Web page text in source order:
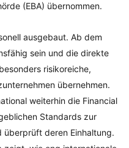
(EBA) übernommen.
ausgebaut. Ab dem
sein und die direkte
risikoreiche,
übernehmen.
weiterhin die Financial
Standards zur
überprüft deren Einhaltung.